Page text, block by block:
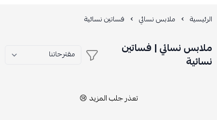
الرئيسية ملابس نسائي فساتين نسائية
ملابس نسائي | فساتين
نسائية
تعذر جلب المزيد 😢